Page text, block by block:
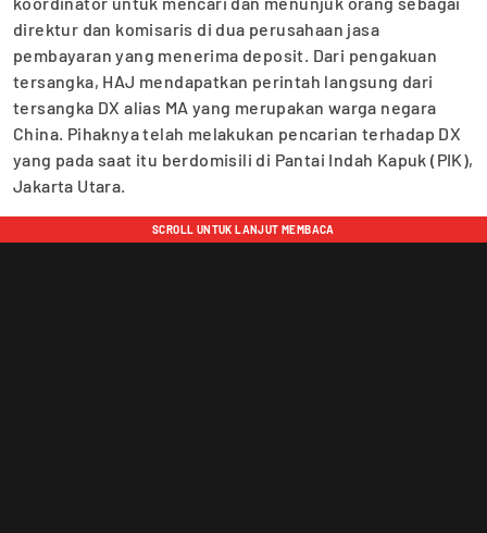
direktur dan komisaris di dua perusahaan jasa
pembayaran yang menerima deposit. Dari pengakuan
tersangka, HAJ mendapatkan perintah langsung dari
tersangka DX alias MA yang merupakan warga negara
China. Pihaknya telah melakukan pencarian terhadap DX
yang pada saat itu berdomisili di Pantai Indah Kapuk (PIK),
Jakarta Utara.